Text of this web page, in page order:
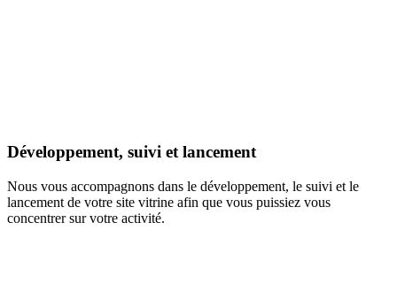
Développement, suivi et lancement
Nous vous accompagnons dans le développement, le suivi et le
lancement de votre site vitrine afin que vous puissiez vous
concentrer sur votre activité.